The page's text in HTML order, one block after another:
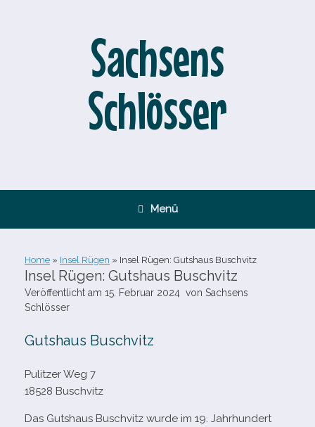
Sachsens
Schlösser
Menü
Home » Insel Rügen » Insel Rügen: Gutshaus Buschvitz
Insel Rügen: Gutshaus Buschvitz
Veröffentlicht am 15. Februar 2024 von Sachsens
Schlösser
Gutshaus Buschvitz
Pulitzer Weg 7
18528 Buschvitz
Das Gutshaus Buschvitz wurde im 19. Jahrhundert